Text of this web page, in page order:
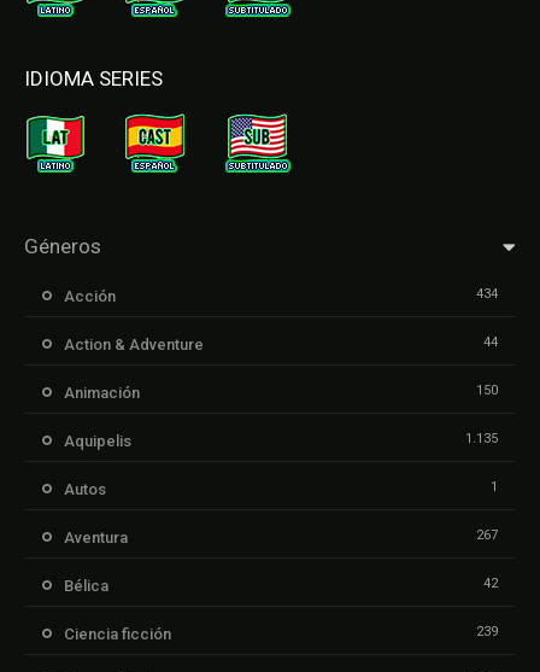
IDIOMA SERIES
Géneros
Acción 434
Action & Adventure 44
Animación 150
Aquipelis 1.135
Autos 1
Aventura 267
Bélica 42
Ciencia ficción 239